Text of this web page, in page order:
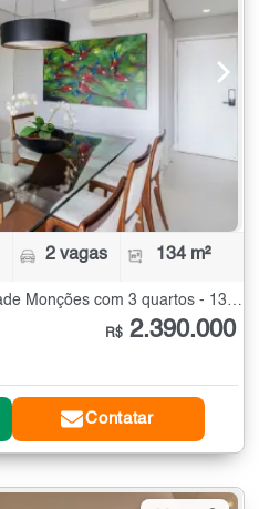
2 vagas 134 m²
Apartamento à Venda na Cidade Monções com 3 quartos - 134 m²
R$ 2.390.000
Contatar